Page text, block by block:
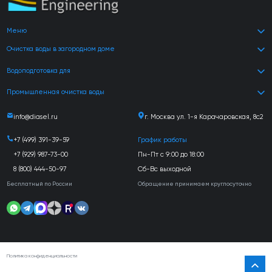
Меню
Очистка воды в загородном доме
Водоподготовка для
Промышленная очистка воды
info@diasel.ru г. Москва ул. 1-я Карачаровская, 8с2
+7 (499) 391-39-59
+7 (929) 987-73-00
8 (800) 444-50-97
Бесплатный по России
График работы
Пн-Пт с 9:00 до 18:00
Сб-Вс выходной
Обращение принимаем круглосуточно
Политика конфиденциальности